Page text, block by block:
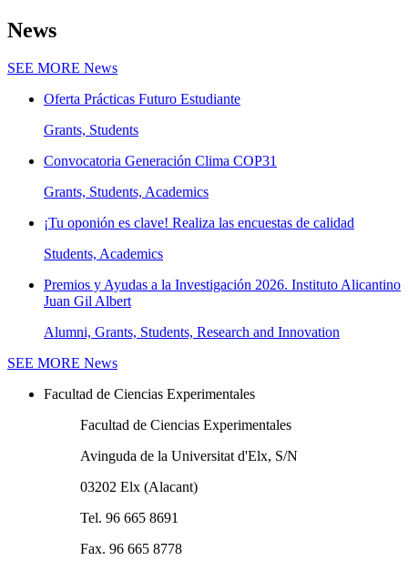
News
SEE MORE News
Oferta Prácticas Futuro Estudiante
Grants, Students
Convocatoria Generación Clima COP31
Grants, Students, Academics
¡Tu oponión es clave! Realiza las encuestas de calidad
Students, Academics
Premios y Ayudas a la Investigación 2026. Instituto Alicantino
Juan Gil Albert
Alumni, Grants, Students, Research and Innovation
SEE MORE News
Facultad de Ciencias Experimentales
Facultad de Ciencias Experimentales
Avinguda de la Universitat d'Elx, S/N
03202 Elx (Alacant)
Tel. 96 665 8691
Fax. 96 665 8778